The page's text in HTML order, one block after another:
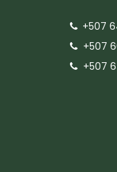
+507
+507
+507